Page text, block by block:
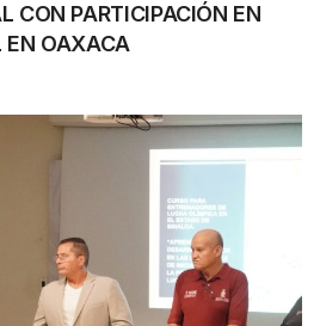
CON PARTICIPACIÓN EN
EN OAXACA